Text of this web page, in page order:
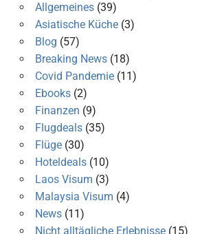
Allgemeines(39)
Asiatische Küche(3)
Blog (57)
Breaking News(18)
Covid Pandemie(11)
Ebooks(2)
Finanzen (9)
Flugdeals(35)
Flüge(30)
Hoteldeals(10)
Laos Visum (3)
Malaysia Visum (4)
News(11)
Nicht alltägliche Erlebnisse(15)